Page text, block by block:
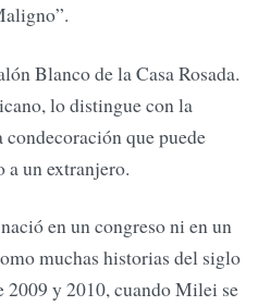
Blanco de la Casa Rosada.
lo distingue con la
que puede
a un extranjero.
en un congreso ni en un
muchas historias del siglo
2009 y 2010, cuando Milei se